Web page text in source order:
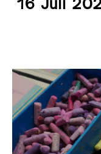
16 Juli